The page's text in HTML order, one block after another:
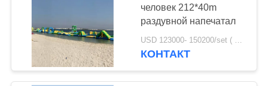
НАС
человек 212*40m
раздувной напечатал
USD 123000- 150200/set ( price just for reference, detailed prices need to be confirmed) MOQ:1 набор или частей всего парка
КОНТАКТ